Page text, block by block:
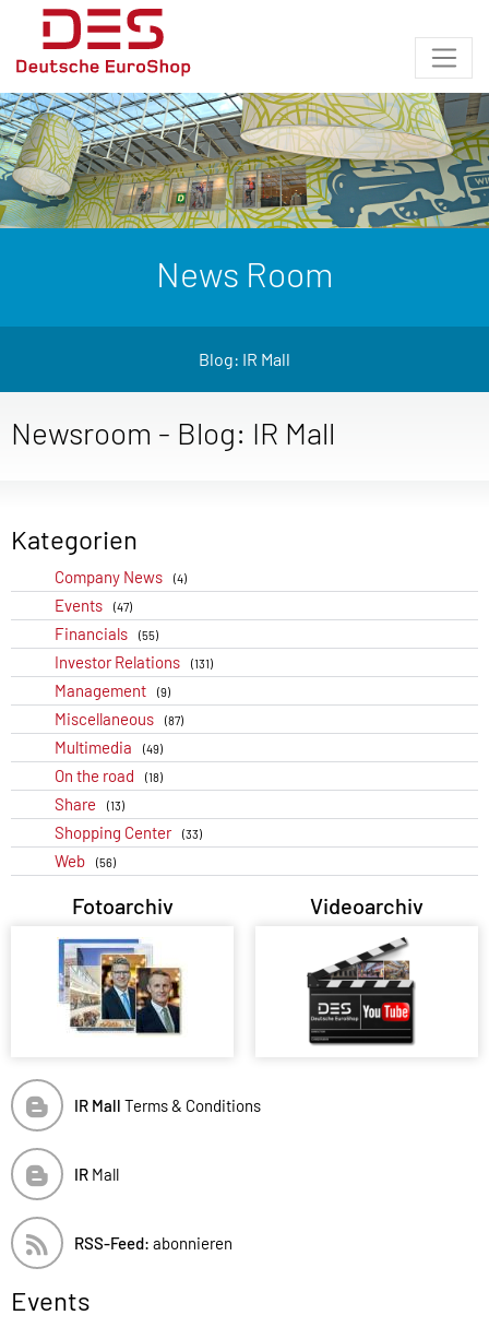
News Room
Blog: IR Mall
Newsroom - Blog: IR Mall
Kategorien
Company News (4)
Events (47)
Financials (55)
Investor Relations (131)
Management (9)
Miscellaneous (87)
Multimedia (49)
On the road (18)
Share (13)
Shopping Center (33)
Web (56)
Fotoarchiv Videoarchiv
IR Mall Terms & Conditions
IR Mall
RSS-Feed: abonnieren
Events